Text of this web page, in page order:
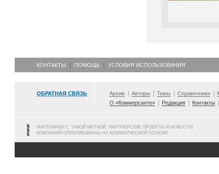
КОНТАКТЫ ПОМОЩЬ УСЛОВИЯ ИСПОЛЬЗОВАНИЯ
ОБРАТНАЯ СВЯЗЬ Архив Авторы Темы Справочники
О «Коммерсанте»
Редакция Контакты
МАТЕРИАЛЫ С ТАКОЙ МЕТКОЙ, ПАРТНЕРСКИЕ ПРОЕКТЫ И НОВОСТИ
КОМПАНИЙ ОПУБЛИКОВАНЫ НА КОММЕРЧЕСКОЙ ОСНОВЕ